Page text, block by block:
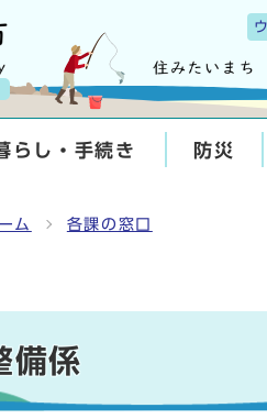
らし・手続き 防災
ム 各課の窓口
備係